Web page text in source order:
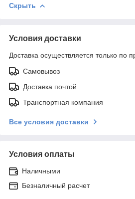
Скрыть
Условия доставки
Доставка осуществляется только по
Самовывоз
Доставка почтой
Транспортная компания
Все условия доставки
Условия оплаты
Наличными
Безналичный расчет